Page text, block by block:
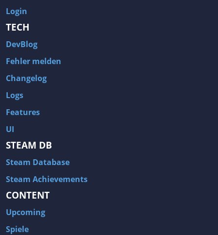
Login
TECH
DevBlog
Fehler melden
Changelog
Logs
Features
UI
STEAM DB
Steam Database
Steam Achievements
CONTENT
Upcoming
Spiele